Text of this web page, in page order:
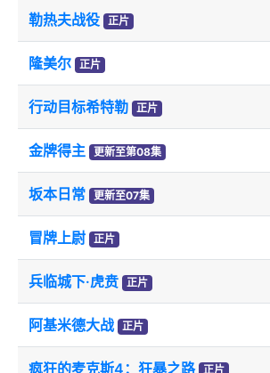
勒热夫战役 正片
隆美尔 正片
行动目标希特勒 正片
金牌得主 更新至第08集
坂本日常 更新至07集
冒牌上尉 正片
兵临城下·虎贲 正片
阿基米德大战 正片
疯狂的麦克斯4：狂暴之路 正片